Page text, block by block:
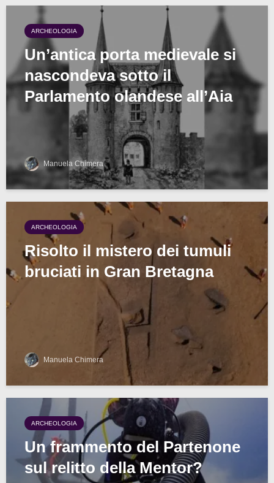
ARCHEOLOGIA
Un’antica porta medievale si
nascondeva sotto il
Parlamento olandese all’Aia
Manuela Chimera
ARCHEOLOGIA
Risolto il mistero dei tumuli
bruciati in Gran Bretagna
Manuela Chimera
ARCHEOLOGIA
Un frammento del Partenone
sul relitto della Mentor?